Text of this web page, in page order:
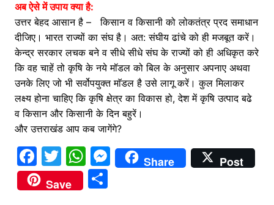
अब ऐसे में उपाय क्या है:
उत्तर बेहद आसान है – किसान व किसानी को लोकतंत्र प्रद समाधान
दीजिए। भारत राज्यों का संघ है। अत: संघीय ढांचे को ही मजबूत करें।
केन्द्र सरकार लचक बने व सीधे सीधे संघ के राज्यों को ही अधिकृत करे
कि वह चाहें तो कृषि के नये मॉडल को बिल के अनुसार अपनाए अथवा
उनके लिए जो भी सर्वोपयुक्त माॅडल है उसे लागू करें। कुल मिलाकर
लक्ष्य होना चाहिए कि कृषि क्षेत्र का विकास हो, देश में कृषि उत्पाद बढे
व किसान और किसानी के दिन बहुरें।
और उत्तराखंड आप कब जागेंगे?
F
a
c
T
w
itt
W
h
at
M
e
Share
Post
Save
S